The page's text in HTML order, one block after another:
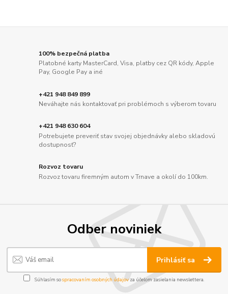
100% bezpečná platba
Platobné karty MasterCard, Visa, platby cez QR kódy, Apple
Pay, Google Pay a iné
+421 948 849 899
Neváhajte nás kontaktovať pri problémoch s výberom tovaru
+421 948 630 604
Potrebujete preveriť stav svojej objednávky alebo skladovú
dostupnosť?
Rozvoz tovaru
Rozvoz tovaru firemným autom v Trnave a okolí do 100km.
Odber noviniek
Prihlásiť sa
Súhlasím sospracovaním osobných údajov za účelom zasielania newslettera.